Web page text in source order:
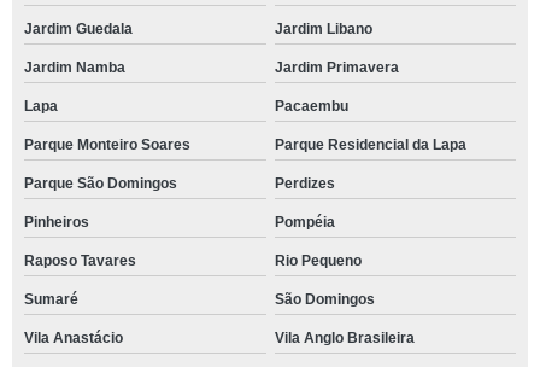
Jardim Guedala Jardim Libano
Jardim Namba Jardim Primavera
Lapa Pacaembu
Parque Monteiro Soares Parque Residencial da Lapa
Parque São Domingos Perdizes
Pinheiros Pompéia
Raposo Tavares Rio Pequeno
Sumaré São Domingos
Vila Anastácio Vila Anglo Brasileira